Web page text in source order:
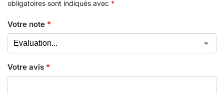
obligatoires sont indiqués avec *
Votre note *
Votre avis *